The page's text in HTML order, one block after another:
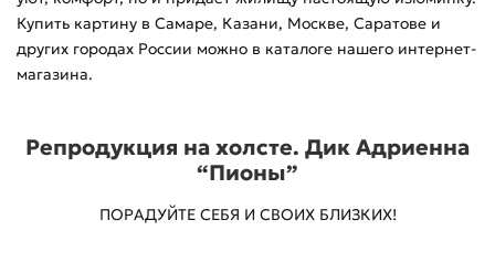
Купить картину в Самаре, Казани, Москве, Саратове и
других городах России можно в каталоге нашего интернет-
магазина.
Репродукция на холсте. Дик Адриенна
“Пионы”
ПОРАДУЙТЕ СЕБЯ И СВОИХ БЛИЗКИХ!